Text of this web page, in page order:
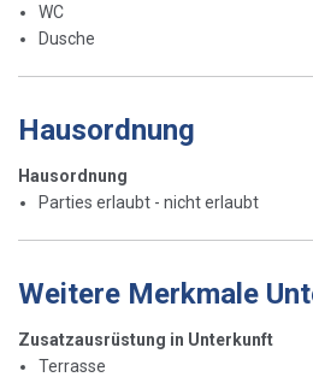
WC
Dusche
Hausordnung
Hausordnung
Parties erlaubt - nicht erlaubt
Weitere Merkmale
Zusatzausrüstung in Unterkunft
Terrasse